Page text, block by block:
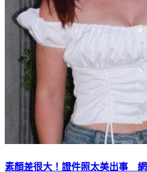
素顏差很大！證件照太美出事